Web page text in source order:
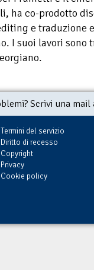
ha co-prodotto
e traduzione
I suoi lavori
Scrivi una
Termini del servizio
Diritto di recesso
Copyright
Privacy
Cookie policy